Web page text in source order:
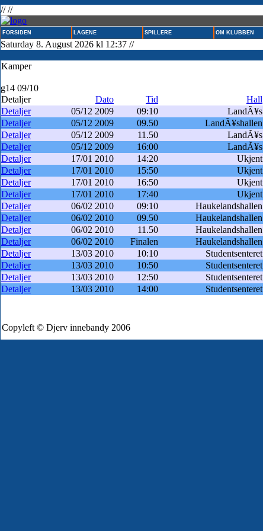
// //
FORSIDEN LAGENE SPILLERE OM KLUBBEN
Saturday 8. August 2026 kl 12:37 //
Kamper
g14 09/10
Detaljer
Dato Tid Hall
Detaljer
05/12 2009 09:10 LandÃ¥s
Detaljer
05/12 2009 09.50 LandÃ¥shallen
Detaljer
05/12 2009 11.50 LandÃ¥s
Detaljer
05/12 2009 16:00 LandÃ¥s
Detaljer
17/01 2010 14:20 Ukjent
Detaljer
17/01 2010 15:50 Ukjent
Detaljer
17/01 2010 16:50 Ukjent
Detaljer
17/01 2010 17:40 Ukjent
Detaljer
06/02 2010 09:10 Haukelandshallen
Detaljer
06/02 2010 09.50 Haukelandshallen
Detaljer
06/02 2010 11.50 Haukelandshallen
Detaljer
06/02 2010 Finalen Haukelandshallen
Detaljer
13/03 2010 10:10 Studentsenteret
Detaljer
13/03 2010 10:50 Studentsenteret
Detaljer
13/03 2010 12:50 Studentsenteret
Detaljer
13/03 2010 14:00 Studentsenteret
Copyleft © Djerv innebandy 2006